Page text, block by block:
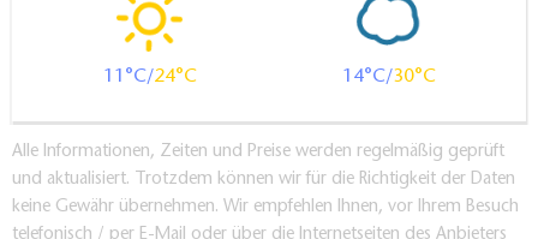
11 24 14 30
Alle Informationen, Zeiten und Preise werden regelmäßig geprüft
und aktualisiert. Trotzdem können wir für die Richtigkeit der Daten
keine Gewähr übernehmen. Wir empfehlen Ihnen, vor Ihrem Besuch
telefonisch / per E-Mail oder über die Internetseiten des Anbieters